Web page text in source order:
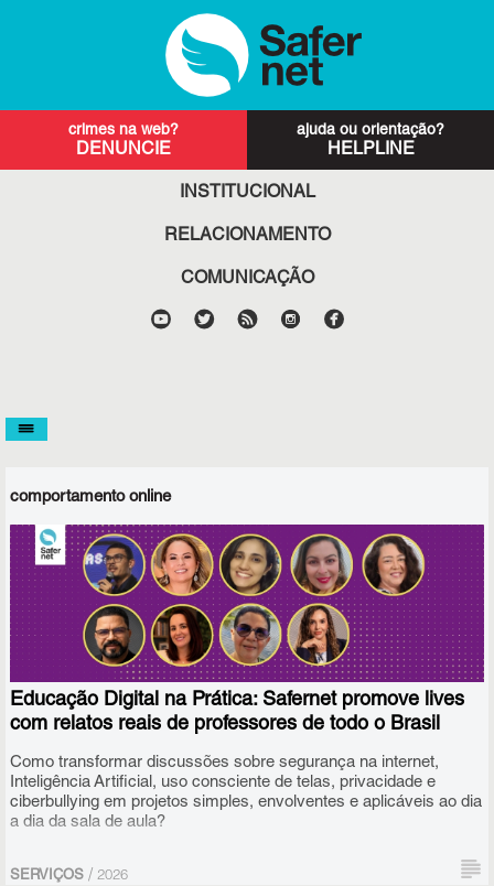
DENUNCIE HELPLINE
INSTITUCIONAL
RELACIONAMENTO
COMUNICAÇÃO
comportamento online
Educação Digital na Prática: Safernet promove lives
com relatos reais de professores de todo o Brasil
Como transformar discussões sobre segurança na internet,
Inteligência Artificial, uso consciente de telas, privacidade e
ciberbullying em projetos simples, envolventes e aplicáveis ao dia
a dia da sala de aula?
SERVIÇOS /2026